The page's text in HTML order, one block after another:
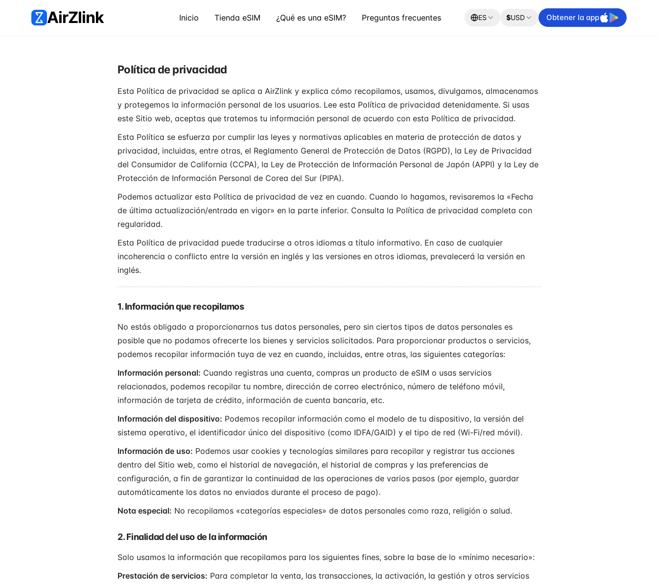
AirZlink Inicio Tienda eSIM ¿Qué es una eSIM? Preguntas frecuentes ES $USD Obtener la app
Política de privacidad
Esta Política de privacidad se aplica a AirZlink y explica cómo recopilamos, usamos, divulgamos, almacenamos
y protegemos la información personal de los usuarios. Lee esta Política de privacidad detenidamente. Si usas
este Sitio web, aceptas que tratemos tu información personal de acuerdo con esta Política de privacidad.
Esta Política se esfuerza por cumplir las leyes y normativas aplicables en materia de protección de datos y
privacidad, incluidas, entre otras, el Reglamento General de Protección de Datos (RGPD), la Ley de Privacidad
del Consumidor de California (CCPA), la Ley de Protección de Información Personal de Japón (APPI) y la Ley de
Protección de Información Personal de Corea del Sur (PIPA).
Podemos actualizar esta Política de privacidad de vez en cuando. Cuando lo hagamos, revisaremos la «Fecha
de última actualización/entrada en vigor» en la parte inferior. Consulta la Política de privacidad completa con
regularidad.
Esta Política de privacidad puede traducirse a otros idiomas a título informativo. En caso de cualquier
incoherencia o conflicto entre la versión en inglés y las versiones en otros idiomas, prevalecerá la versión en
inglés.
1. Información que recopilamos
No estás obligado a proporcionarnos tus datos personales, pero sin ciertos tipos de datos personales es
posible que no podamos ofrecerte los bienes y servicios solicitados. Para proporcionar productos o servicios,
podemos recopilar información tuya de vez en cuando, incluidas, entre otras, las siguientes categorías:
Información personal: Cuando registras una cuenta, compras un producto de eSIM o usas servicios
relacionados, podemos recopilar tu nombre, dirección de correo electrónico, número de teléfono móvil,
información de tarjeta de crédito, información de cuenta bancaria, etc.
Información del dispositivo: Podemos recopilar información como el modelo de tu dispositivo, la versión del
sistema operativo, el identificador único del dispositivo (como IDFA/GAID) y el tipo de red (Wi-Fi/red móvil).
Información de uso: Podemos usar cookies y tecnologías similares para recopilar y registrar tus acciones
dentro del Sitio web, como el historial de navegación, el historial de compras y las preferencias de
configuración, a fin de garantizar la continuidad de las operaciones de varios pasos (por ejemplo, guardar
automáticamente los datos no enviados durante el proceso de pago).
Nota especial: No recopilamos «categorías especiales» de datos personales como raza, religión o salud.
2. Finalidad del uso de la información
Solo usamos la información que recopilamos para los siguientes fines, sobre la base de lo «mínimo necesario»:
Prestación de servicios: Para completar la venta, las transacciones, la activación, la gestión y otros servicios